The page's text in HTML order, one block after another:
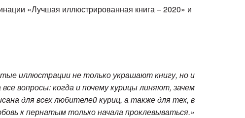
«Лучшая иллюстрированная книга – 2020» и
иллюстрации не только украшают книгу, но и
вопросы: когда и почему курицы линяют, зачем
для всех любителей куриц, а также для тех, в
к пернатым только начала проклевываться.»